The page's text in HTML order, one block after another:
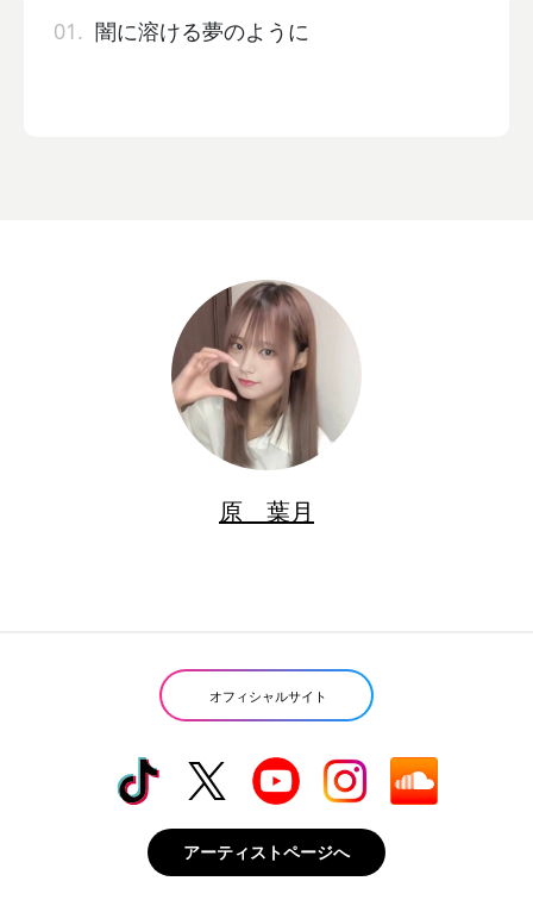
01. 闇に溶ける夢のように
原 葉月
オフィシャルサイト
アーティストページへ